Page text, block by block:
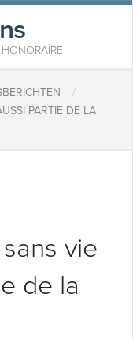
/
PARTIE DE LA
vie
de la